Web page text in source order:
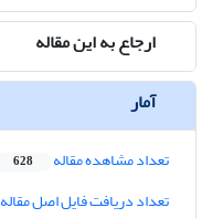
ارجاع به این مقاله
آمار
تعداد مشاهده مقاله 628
تعداد دریافت فایل اصل مقاله